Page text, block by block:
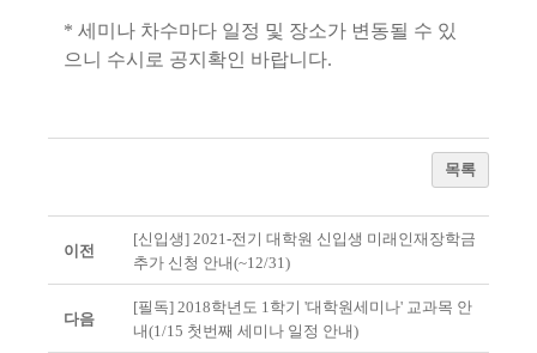
* 세미나 차수마다 일정 및 장소가 변동될 수 있
으니 수시로 공지확인 바랍니다.
목록
이전
[신입생] 2021-전기 대학원 신입생 미래인재장학금
추가 신청 안내(~12/31)
다음
[필독] 2018학년도 1학기 '대학원세미나' 교과목 안
내(1/15 첫번째 세미나 일정 안내)